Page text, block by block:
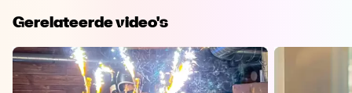
Gerelateerde video's